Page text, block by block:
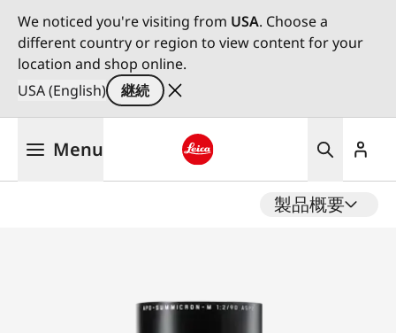
We noticed you're visiting from USA. Choose a
different country or region to view content for your
location and shop online.
USA (English)
継続
Menu
製品概要